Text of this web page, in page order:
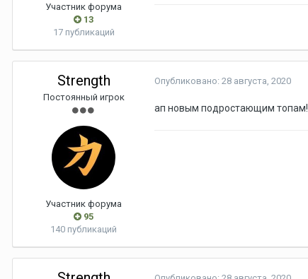
Участник форума
13
17 публикаций
Strength
Постоянный игрок
Участник форума
95
140 публикаций
Опубликовано: 28 августа, 2020
ап новым подростающим топам!